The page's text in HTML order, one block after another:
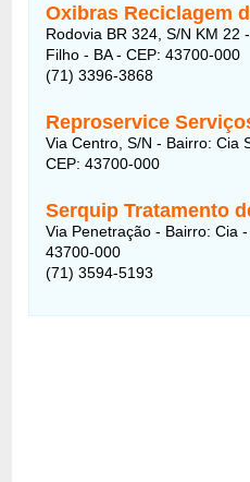
Oxibras Reciclagem
Rodovia BR 324, S/N KM 22
Filho - BA - CEP: 43700-000
(71) 3396-3868
Reproservice
Via Centro, S/N - Bairro: Cia
CEP: 43700-000
Serquip Tratamento
Via Penetração - Bairro: Cia
43700-000
(71) 3594-5193